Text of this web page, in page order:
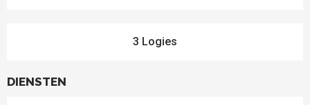
3 Logies
DIENSTEN